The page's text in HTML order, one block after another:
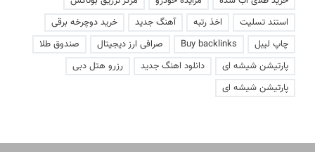
استند تسلیت
اخذ رتبه آهنگ جدید
خرید دوچرخه برقی
چاپ لیبل
Buy backlinks صرافی ارز دیجیتال
صندوق طلا
پارتیشن شیشه ای
دانلود اهنگ جدید
رزرو هتل دبی
پارتیشن شیشه ای